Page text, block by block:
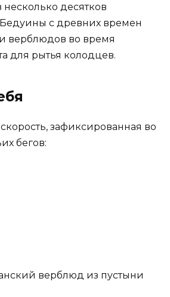
несколько десятков
с древних времен
верблюдов во время
для рытья колодцев.
зафиксированная во
бегов:
верблюд из пустыни